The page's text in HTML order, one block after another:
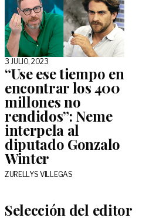
3 JULIO, 2023
“Use ese tiempo en
encontrar los 400
millones no
rendidos”: Neme
interpela al
diputado Gonzalo
Winter
ZURELLYS VILLEGAS
Selección del editor